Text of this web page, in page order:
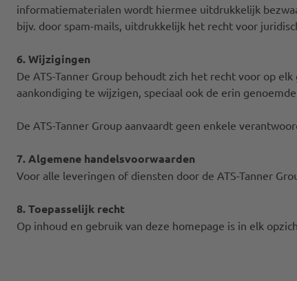
informatiematerialen wordt hiermee uitdrukkelijk
bijv. door spam-mails, uitdrukkelijk het recht voor
6. Wijzigingen
De ATS-Tanner Group behoudt zich het recht voor op
aankondiging te wijzigen, speciaal ook de erin
De ATS-Tanner Group aanvaardt geen enkele
7. Algemene handelsvoorwaarden
Voor alle leveringen of diensten door de ATS-Tanner
8. Toepasselijk recht
Op inhoud en gebruik van deze homepage is in elk